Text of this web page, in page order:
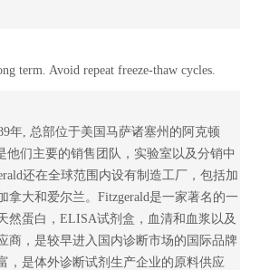
term. Avoid repeat freeze-thaw cycles.
年, 总部位于美国马萨诸塞州的阿克顿
他们主要的销售团队，实验室以及分销中
还在全球范围内设有制造工厂，包括加
拿大和爱尔兰。Fitzgerald是一家著名的一
然蛋白，ELISA试剂盒，血清和血浆以及
商，是较早进入国内诊断市场的国际品牌
，是体外诊断试剂生产企业的原料供应